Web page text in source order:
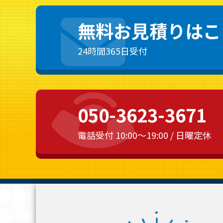
無料お見積りは
24時間365日受付
050-3623-3671
電話受付 10:00～19:00 / 日曜定休